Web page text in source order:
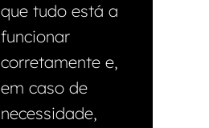
que tudo está a
funcionar
corretamente e,
em caso de
necessidade,